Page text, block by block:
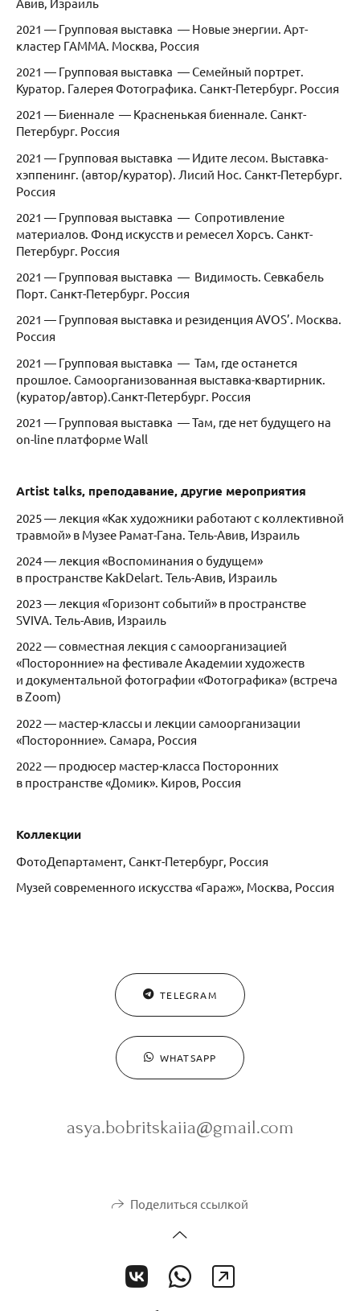
2021 — Групповая выставка — Новые энергии. Арт-
кластер ГАММА. Москва, Россия
2021 — Групповая выставка — Семейный портрет.
Куратор. Галерея Фотографика. Санкт-Петербург. Россия
2021 — Биеннале — Красненькая биеннале. Санкт-
Петербург. Россия
2021 — Групповая выставка — Идите лесом. Выставка-
хэппенинг. (автор/куратор). Лисий Нос. Санкт-Петербург.
Россия
2021 — Групповая выставка — Сопротивление
материалов. Фонд искусств и ремесел Хорсъ. Санкт-
Петербург. Россия
2021 — Групповая выставка — Видимость. Севкабель
Порт. Санкт-Петербург. Россия
2021 — Групповая выставка и резиденция AVOS’. Москва.
Россия
2021 — Групповая выставка — Там, где останется
прошлое. Самоорганизованная выставка-квартирник.
(куратор/автор).Санкт-Петербург. Россия
2021 — Групповая выставка — Там, где нет будущего на
on-line платформе Wall
Artist talks, преподавание, другие мероприятия
2025 — лекция «Как художники работают с коллективной
травмой» в Музее Рамат-Гана. Тель-Авив, Израиль
2024 — лекция «Воспоминания о будущем»
в пространстве KakDelart. Тель-Авив, Израиль
2023 — лекция «Горизонт событий» в пространстве
SVIVA. Тель-Авив, Израиль
2022 — совместная лекция с самоорганизацией
«Посторонние» на фестивале Академии художеств
и документальной фотографии «Фотографика» (встреча
в Zoom)
2022 — мастер-классы и лекции самоорганизации
«Посторонние». Самара, Россия
2022 — продюсер мастер-класса Посторонних
в пространстве «Домик». Киров, Россия
Коллекции
ФотоДепартамент, Санкт-Петербург, Россия
Музей современного искусства «Гараж», Москва, Россия
TELEGRAM
WHATSAPP
asya.bobritskaiia@gmail.com
Поделиться ссылкой